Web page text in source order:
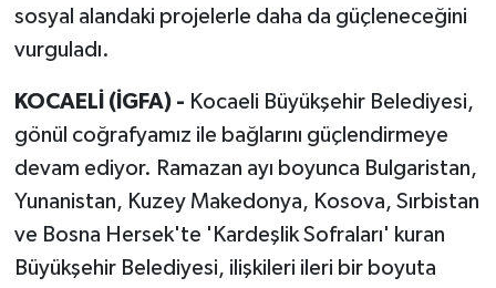
sosyal alandaki projelerle daha da güçleneceğini
vurguladı.
KOCAELİ (İGFA) - Kocaeli Büyükşehir Belediyesi,
gönül coğrafyamız ile bağlarını güçlendirmeye
devam ediyor. Ramazan ayı boyunca Bulgaristan,
Yunanistan, Kuzey Makedonya, Kosova, Sırbistan
ve Bosna Hersek'te 'Kardeşlik Sofraları' kuran
Büyükşehir Belediyesi, ilişkileri ileri bir boyuta